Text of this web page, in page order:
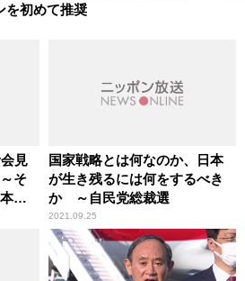
を初めて推奨
見
そ
メ
彦
国家戦略とは何なのか、日本
が生き残るには何をするべき
か ～自民党総裁選
2021.09.25